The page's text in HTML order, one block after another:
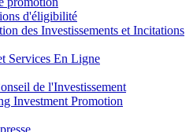
d'éligibilité
des Investissements et Incitations
Services En Ligne
de l'Investissement
Investment Promotion